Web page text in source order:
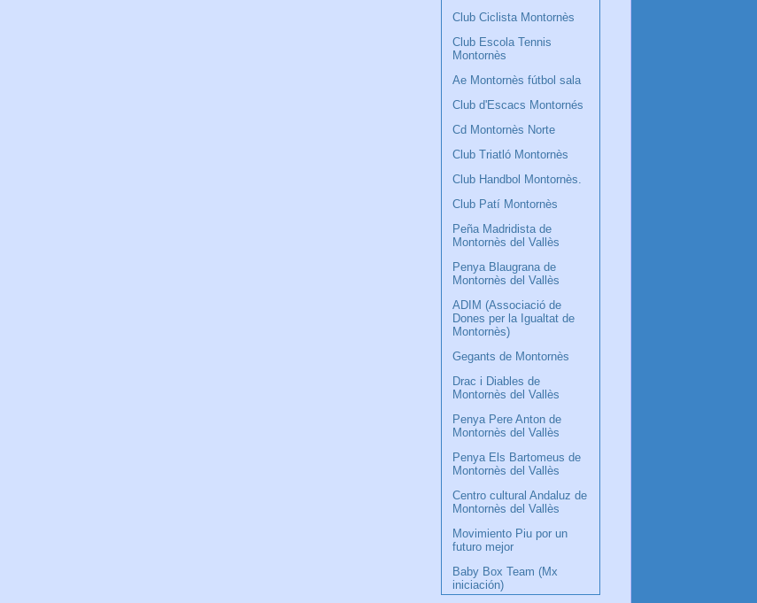
Club Ciclista Montornès
Club Escola Tennis
Montornès
Ae Montornès fútbol sala
Club d'Escacs Montornés
Cd Montornès Norte
Club Triatló Montornès
Club Handbol Montornès.
Club Patí Montornès
Peña Madridista de
Montornès del Vallès
Penya Blaugrana de
Montornès del Vallès
ADIM (Associació de
Dones per la Igualtat de
Montornès)
Gegants de Montornès
Drac i Diables de
Montornès del Vallès
Penya Pere Anton de
Montornès del Vallès
Penya Els Bartomeus de
Montornès del Vallès
Centro cultural Andaluz de
Montornès del Vallès
Movimiento Piu por un
futuro mejor
Baby Box Team (Mx
iniciación)